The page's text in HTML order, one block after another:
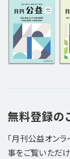
無料登録の
「月刊公益オン
事をご覧いただ